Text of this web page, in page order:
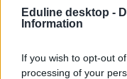
Eduline desktop -
Information
If you wish to opt-out
processing of your
csoportmunka